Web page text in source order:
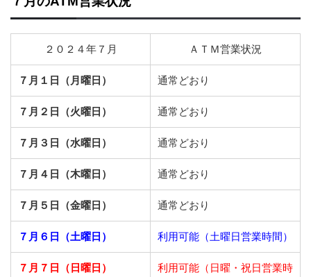
２０２４年７月 ＡＴＭ営業状況
７月１日（月曜日） 通常どおり
７月２日（火曜日） 通常どおり
７月３日（水曜日） 通常どおり
７月４日（木曜日） 通常どおり
７月５日（金曜日） 通常どおり
７月６日（土曜日） 利用可能（土曜日営業時間）
７月７日（日曜日）
利用可能（日曜・祝日営業時